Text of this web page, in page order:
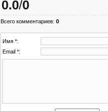
0.0/0
Всего комментариев: 0
Имя *:
Email *: